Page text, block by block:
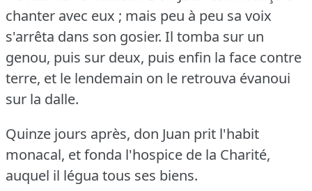
chanter avec eux ; mais peu à peu sa voix
s'arrêta dans son gosier. Il tomba sur un
genou, puis sur deux, puis enfin la face contre
terre, et le lendemain on le retrouva évanoui
sur la dalle.
Quinze jours après, don Juan prit l'habit
monacal, et fonda l'hospice de la Charité,
auquel il légua tous ses biens.